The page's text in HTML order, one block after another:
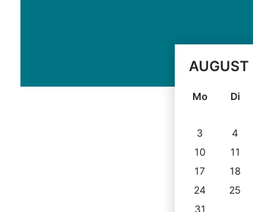
AUGUST
Mo Di
3
4
10
11
17
18
24
25
31